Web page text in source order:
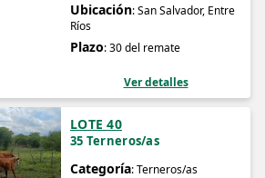
Ubicación: San Salvador, Entre
Ríos
Plazo: 30 del remate
Ver detalles
LOTE 40
35 Terneros/as
Categoría: Terneros/as